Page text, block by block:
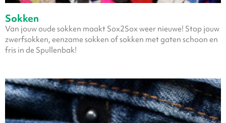
Sokken
Van jouw oude sokken maakt Sox2Sox weer nieuwe! Stop jouw
zwerfsokken, eenzame sokken of sokken met gaten schoon en
fris in de Spullenbak!